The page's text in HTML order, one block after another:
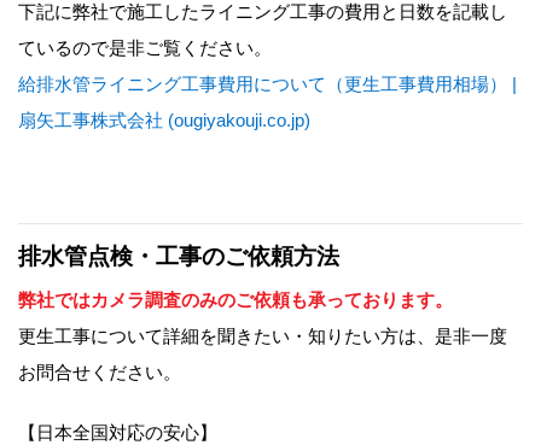
下記に弊社で施工したライニング工事の費用と日数を記載し
ているので是非ご覧ください。
給排水管ライニング工事費用について（更生工事費用相場） |
扇矢工事株式会社 (ougiyakouji.co.jp)
排水管点検・工事のご依頼方法
弊社ではカメラ調査のみのご依頼も承っております。
更生工事について詳細を聞きたい・知りたい方は、是非一度
お問合せください。
【日本全国対応の安心】